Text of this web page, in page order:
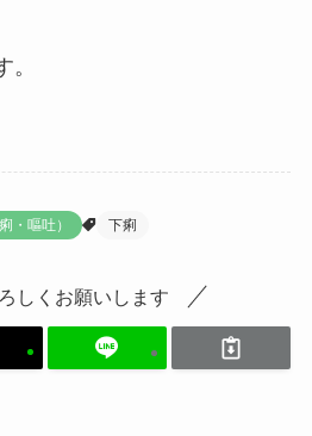
・嘔吐） 下痢
しくお願いします